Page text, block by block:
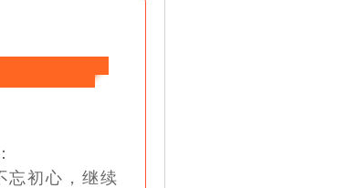
们：
初心，继续